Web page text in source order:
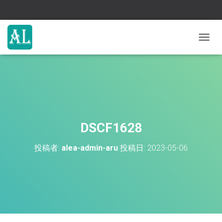
ビ
DSCF1628
投稿者: alea-admin-aru 投稿日: 2023-05-06